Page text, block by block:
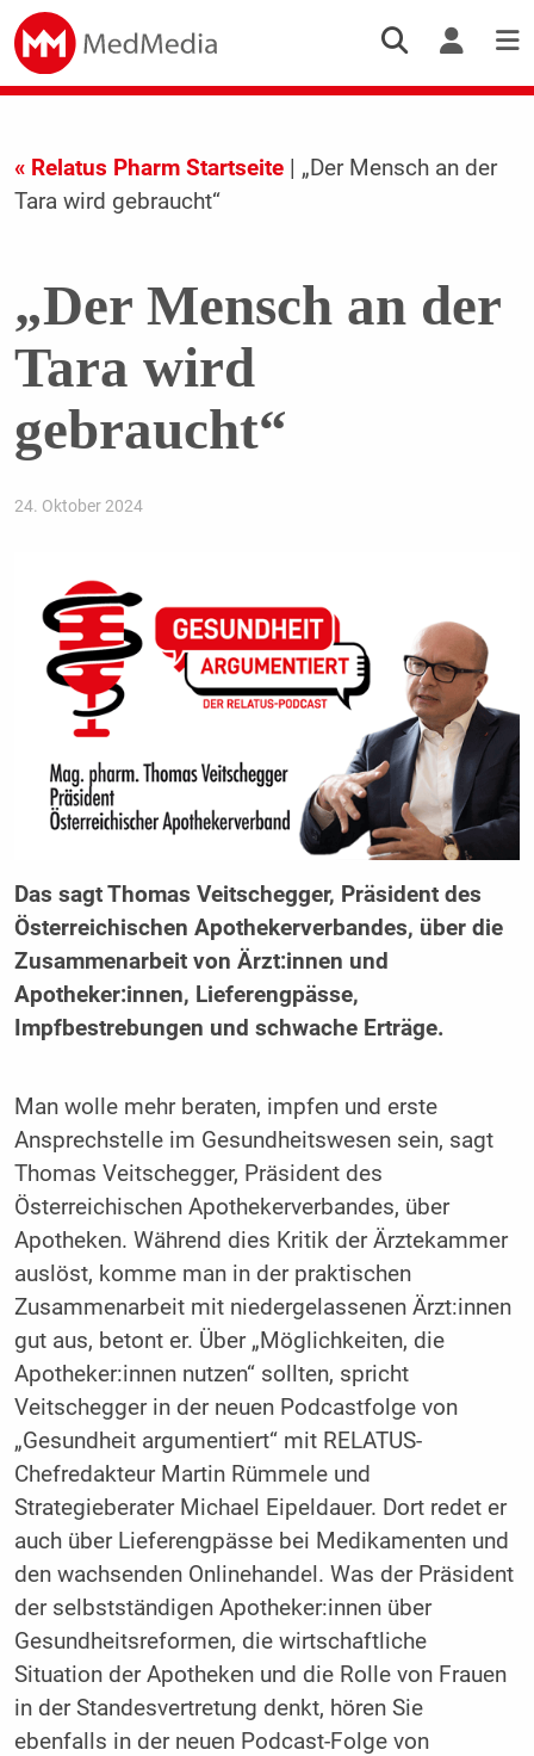
« Relatus Pharm Startseite| „Der Mensch an der
Tara wird gebraucht“
„Der Mensch an der
Tara wird
gebraucht“
24. Oktober 2024
Das sagt Thomas Veitschegger, Präsident des
Österreichischen Apothekerverbandes, über die
Zusammenarbeit von Ärzt:innen und
Apotheker:innen, Lieferengpässe,
Impfbestrebungen und schwache Erträge.
Man wolle mehr beraten, impfen und erste
Ansprechstelle im Gesundheitswesen sein, sagt
Thomas Veitschegger, Präsident des
Österreichischen Apothekerverbandes, über
Apotheken. Während dies Kritik der Ärztekammer
auslöst, komme man in der praktischen
Zusammenarbeit mit niedergelassenen Ärzt:innen
gut aus, betont er. Über „Möglichkeiten, die
Apotheker:innen nutzen“ sollten, spricht
Veitschegger in der neuen Podcastfolge von
„Gesundheit argumentiert“ mit RELATUS-
Chefredakteur Martin Rümmele und
Strategieberater Michael Eipeldauer. Dort redet er
auch über Lieferengpässe bei Medikamenten und
den wachsenden Onlinehandel. Was der Präsident
der selbstständigen Apotheker:innen über
Gesundheitsreformen, die wirtschaftliche
Situation der Apotheken und die Rolle von Frauen
in der Standesvertretung denkt, hören Sie
ebenfalls in der neuen Podcast-Folge von